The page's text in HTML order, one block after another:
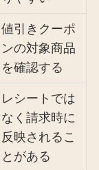
値引きクーポ
ンの対象商品
を確認する
レシートでは
なく請求時に
反映されるこ
とがある